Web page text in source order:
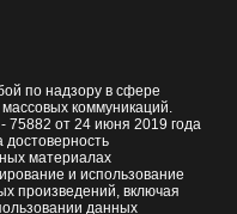
по надзору в сфере
коммуникаций.
от 24 июня 2019 года
достоверность
материалах
и использование
произведений, включая
данных